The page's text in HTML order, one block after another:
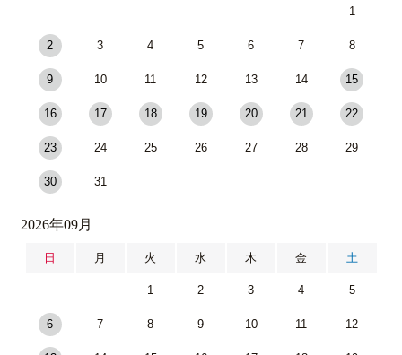
1
2 3 4 5 6 7 8
9 10 11 12 13 14 15
16 17 18 19 20 21 22
23 24 25 26 27 28 29
30 31
2026年09月
日 月 火 水 木 金 土
1 2 3 4 5
6 7 8 9 10 11 12